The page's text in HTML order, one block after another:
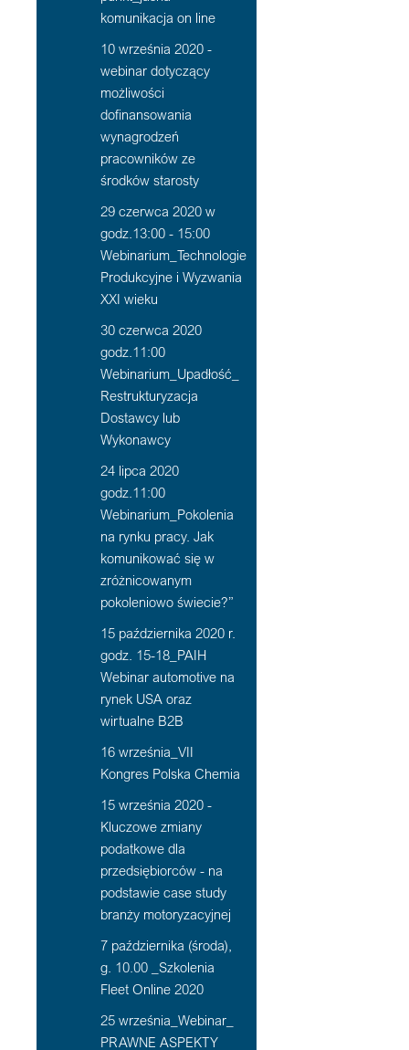
komunikacja on line
10 września 2020 -
webinar dotyczący
możliwości
dofinansowania
wynagrodzeń
pracowników ze
środków starosty
29 czerwca 2020 w
godz.13:00 - 15:00
Webinarium_Technologie
Produkcyjne i Wyzwania
XXI wieku
30 czerwca 2020
godz.11:00
Webinarium_Upadłość_
Restrukturyzacja
Dostawcy lub
Wykonawcy
24 lipca 2020
godz.11:00
Webinarium_Pokolenia
na rynku pracy. Jak
komunikować się w
zróżnicowanym
pokoleniowo świecie?”
15 października 2020 r.
godz. 15-18_PAIH
Webinar automotive na
rynek USA oraz
wirtualne B2B
16 września_VII
Kongres Polska Chemia
15 września 2020 -
Kluczowe zmiany
podatkowe dla
przedsiębiorców - na
podstawie case study
branży motoryzacyjnej
7 października (środa),
g. 10.00 _Szkolenia
Fleet Online 2020
25 września_Webinar_
PRAWNE ASPEKTY